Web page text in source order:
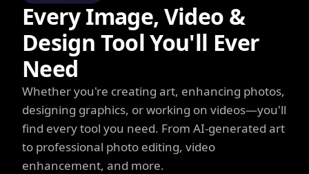
Every Image, Video &
Design Tool You'll Ever
Need
Whether you're creating art, enhancing photos,
designing graphics, or working on videos—you'll
find every tool you need. From AI-generated art
to professional photo editing, video
enhancement, and more.